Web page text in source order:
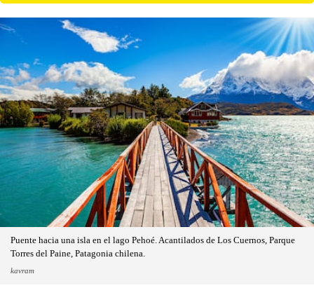
Puente hacia una isla en el lago Pehoé. Acantilados de Los Cuernos, Parque
Torres del Paine, Patagonia chilena.
kavram